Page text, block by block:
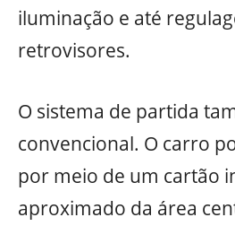
iluminação e até
retrovisores.
O sistema de partida
convencional. O carro
por meio de um cartão
aproximado da área